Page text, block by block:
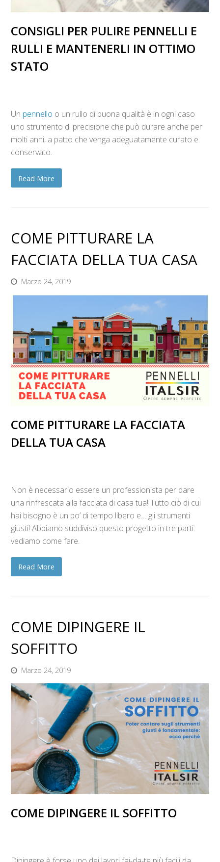
CONSIGLI PER PULIRE PENNELLI E
RULLI E MANTENERLI IN OTTIMO
STATO
Un pennello o un rullo di buona qualità è in ogni caso
uno strumento di precisione che può durare anche per
molti anni, a patto che venga adeguatamente curato e
conservato.
Read More
COME PITTURARE LA
FACCIATA DELLA TUA CASA
Marzo 24, 2019
COME PITTURARE LA FACCIATA
DELLA TUA CASA
Non è necessario essere un professionista per dare
una rinfrescata alla facciata di casa tua! Tutto ciò di cui
hai bisogno è un po’ di tempo libero e… gli strumenti
giusti! Abbiamo suddiviso questo progetto in tre parti:
vediamo come fare.
Read More
COME DIPINGERE IL
SOFFITTO
Marzo 24, 2019
COME DIPINGERE IL SOFFITTO